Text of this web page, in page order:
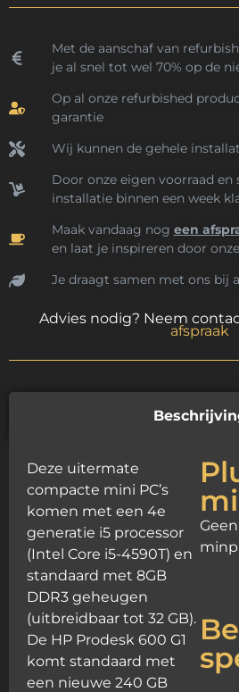
Met de aanschaf van
je al snel tot wel 70% op de
Op al onze refurbished
garantie
Wij kunnen de gehele
Door onze eigen voorraad
installatie binnen een week
Maak vandaag nog een
en laat je inspireren door
Je draagt samen met ons bij
Advies nodig? Neem
afspraak
Deze uitermate
compacte mini PC’s
komen met een 4e
generatie i5 processor
(Intel Core i5-4590T) en
standaard met 8GB
DDR3 geheugen
(uitbreidbaar tot 32 GB).
De HP Prodesk 600 G1
komt standaard met
een nieuwe 240 GB